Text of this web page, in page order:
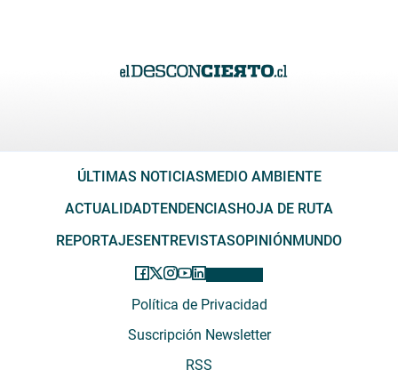
ÚLTIMAS NOTICIAS MEDIO AMBIENTE
ACTUALIDADTENDENCIAS HOJA DE RUTA
REPORTAJES ENTREVISTASOPINIÓN MUNDO
Política de Privacidad
Suscripción Newsletter
RSS